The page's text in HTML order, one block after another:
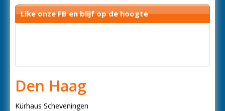
Like onze FB en blijf op de hoogte
Den Haag
Kürhaus Scheveningen